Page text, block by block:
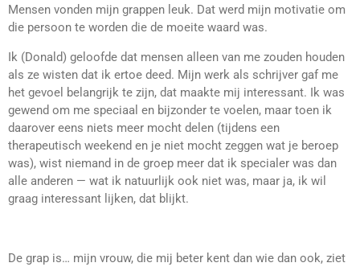
Mensen vonden mijn grappen leuk. Dat werd mijn motivatie om
die persoon te worden die de moeite waard was.
Ik (Donald) geloofde dat mensen alleen van me zouden houden
als ze wisten dat ik ertoe deed. Mijn werk als schrijver gaf me
het gevoel belangrijk te zijn, dat maakte mij interessant. Ik was
gewend om me speciaal en bijzonder te voelen, maar toen ik
daarover eens niets meer mocht delen (tijdens een
therapeutisch weekend en je niet mocht zeggen wat je beroep
was), wist niemand in de groep meer dat ik specialer was dan
alle anderen — wat ik natuurlijk ook niet was, maar ja, ik wil
graag interessant lijken, dat blijkt.
De grap is… mijn vrouw, die mij beter kent dan wie dan ook, ziet